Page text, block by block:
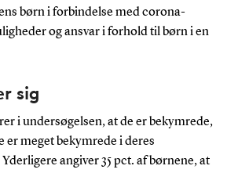
børn i forbindelse med corona-
og ansvar i forhold til børn i en
sig
i undersøgelsen, at de er bekymrede,
er meget bekymrede i deres
angiver 35 pct. af børnene, at